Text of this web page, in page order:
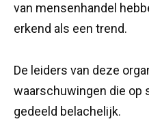
van mensenhandel
erkend als een trend.
De leiders van deze
waarschuwingen die op
gedeeld belachelijk.